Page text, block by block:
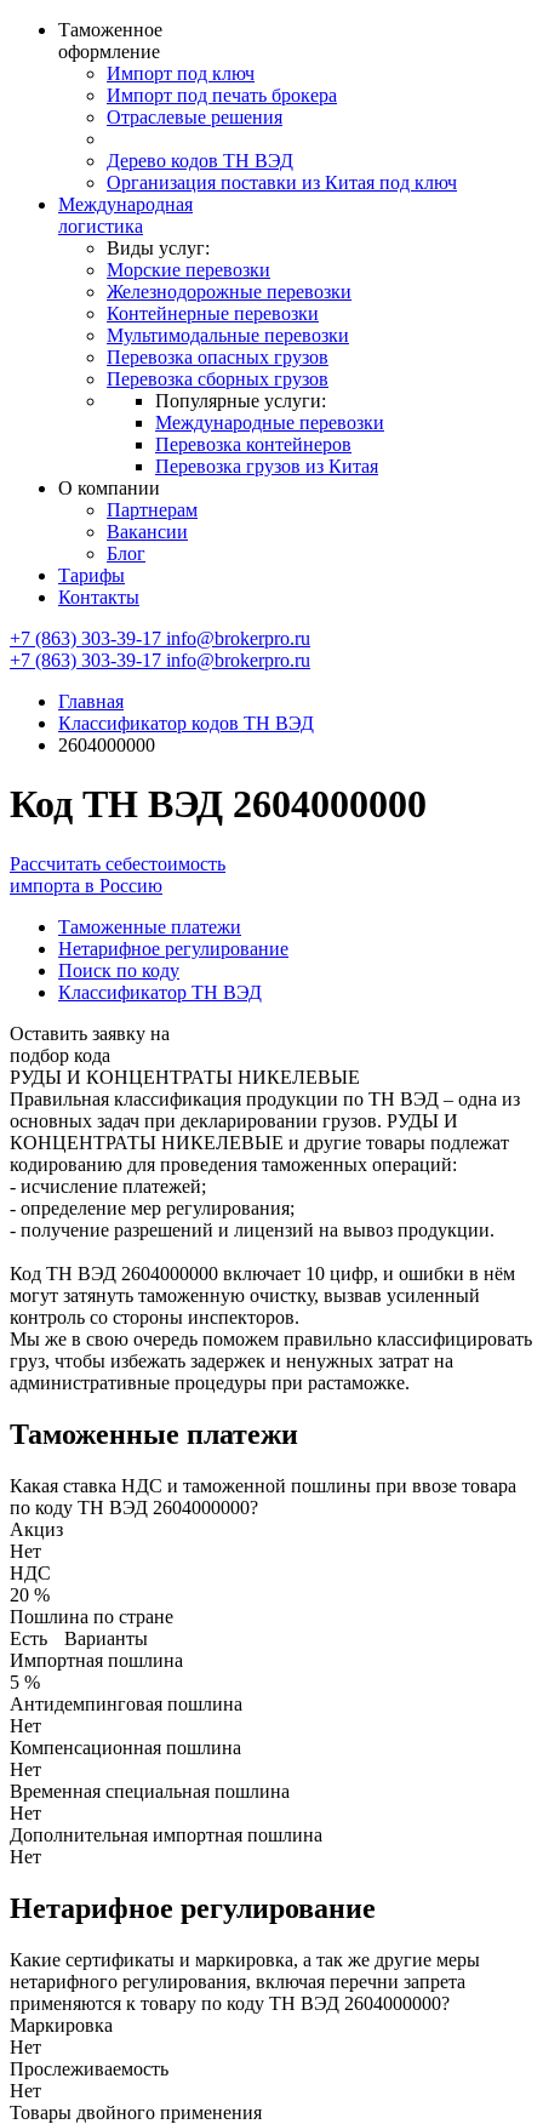
Таможенное
оформление
Импорт под ключ
Импорт под печать брокера
Отраслевые решения
Дерево кодов ТН ВЭД
Организация поставки из Китая под ключ
Международная
логистика
Виды услуг:
Морские перевозки
Железнодорожные перевозки
Контейнерные перевозки
Мультимодальные перевозки
Перевозка опасных грузов
Перевозка сборных грузов
Популярные услуги:
Международные перевозки
Перевозка контейнеров
Перевозка грузов из Китая
О компании
Партнерам
Вакансии
Блог
Тарифы
Контакты
+7 (863) 303-39-17 info@brokerpro.ru
+7 (863) 303-39-17 info@brokerpro.ru
Главная
Классификатор кодов ТН ВЭД
2604000000
Код ТН ВЭД 2604000000
Рассчитать себестоимость
импорта в Россию
Таможенные платежи
Нетарифное регулирование
Поиск по коду
Классификатор ТН ВЭД
Оставить заявку на
подбор кода
РУДЫ И КОНЦЕНТРАТЫ НИКЕЛЕВЫЕ
Правильная классификация продукции по ТН ВЭД – одна из
основных задач при декларировании грузов. РУДЫ И
КОНЦЕНТРАТЫ НИКЕЛЕВЫЕ и другие товары подлежат
кодированию для проведения таможенных операций:
- исчисление платежей;
- определение мер регулирования;
- получение разрешений и лицензий на вывоз продукции.
Код ТН ВЭД 2604000000 включает 10 цифр, и ошибки в нём
могут затянуть таможенную очистку, вызвав усиленный
контроль со стороны инспекторов.
Мы же в свою очередь поможем правильно классифицировать
груз, чтобы избежать задержек и ненужных затрат на
административные процедуры при растаможке.
Таможенные платежи
Какая ставка НДС и таможенной пошлины при ввозе товара
по коду ТН ВЭД 2604000000?
Акциз
Нет
НДС
20 %
Пошлина по стране
Есть
Варианты
Импортная пошлина
5 %
Антидемпинговая пошлина
Нет
Компенсационная пошлина
Нет
Временная специальная пошлина
Нет
Дополнительная импортная пошлина
Нет
Нетарифное регулирование
Какие сертификаты и маркировка, а так же другие меры
нетарифного регулирования, включая перечни запрета
применяются к товару по коду ТН ВЭД 2604000000?
Маркировка
Нет
Прослеживаемость
Нет
Товары двойного применения